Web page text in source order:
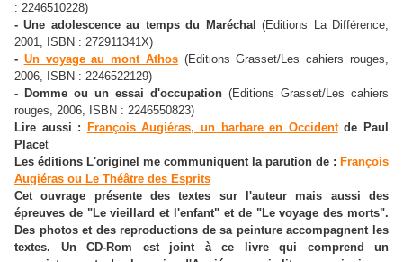
: 2246510228)
- Une adolescence au temps du Maréchal (Editions La Différence,
2001, ISBN : 272911341X)
- Un voyage au mont Athos(Editions Grasset/Les cahiers rouges,
2006, ISBN : 2246522129)
- Domme ou un essai d'occupation (Editions Grasset/Les cahiers
rouges, 2006, ISBN : 2246550823)
Lire aussi :
François Augiéras, un barbare en Occident de Paul
Placet
Les éditions L'originel me communiquent la parution de : François
Augiéras ou Le Théâtre des Esprits
Cet ouvrage présente des textes sur l'auteur mais aussi des
épreuves de "Le vieillard et l'enfant" et de "Le voyage des morts".
Des photos et des reproductions de sa peinture accompagnent les
textes. Un CD-Rom est joint à ce livre qui comprend un